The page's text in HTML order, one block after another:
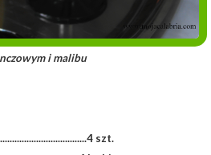
ponczowym i malibu
szt.